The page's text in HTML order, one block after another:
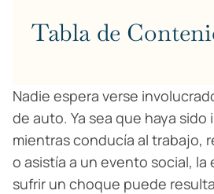
Tabla de
Nadie espera verse
de auto. Ya sea que haya sido
mientras conducía al trabajo,
o asistía a un evento social, la
sufrir un choque puede